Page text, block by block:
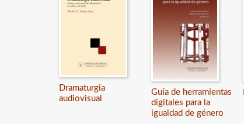
Dramaturgia
audiovisual
Guía de herramientas
digitales para la
igualdad de género